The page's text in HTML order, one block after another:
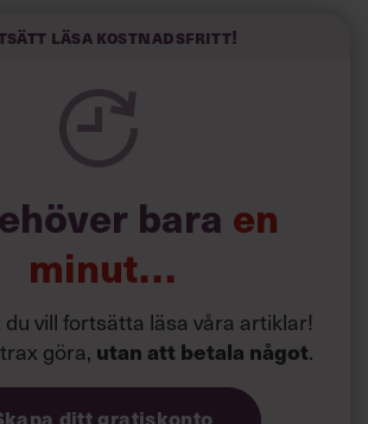
vi framlever och strukturerar vår
oss att bringa ordning i en rörig
sin lika givna plats.
mellan den lätt antika,
eller din pc har inte med typen av
ligger i mängden information, hur
vem som kan ta del av den.
att låta din almanacka ligga öppen för
bara ett klick bort. Du kan välja vilka
du vill ska veta vad du sitter i för möten
läsa kostnadsfritt!
bara en
minut…
vill fortsätta läsa våra artiklar!
göra, utan att betala något.